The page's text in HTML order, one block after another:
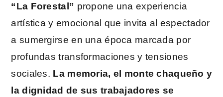
“La Forestal” propone una experiencia
artística y emocional que invita al espectador
a sumergirse en una época marcada por
profundas transformaciones y tensiones
sociales. La memoria, el monte chaqueño y
la dignidad de sus trabajadores se